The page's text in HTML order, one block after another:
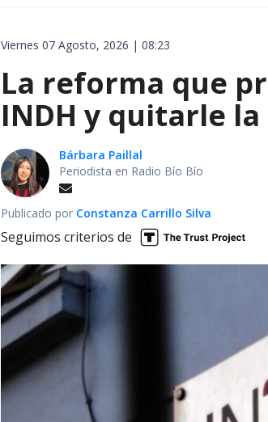
Viernes 07 Agosto, 2026 | 08:23
La reforma que
INDH y quitarle
Bárbara Paillal
Periodista en Radio Bío Bío
Publicado por Constanza Carrillo Silva
Seguimos criterios de